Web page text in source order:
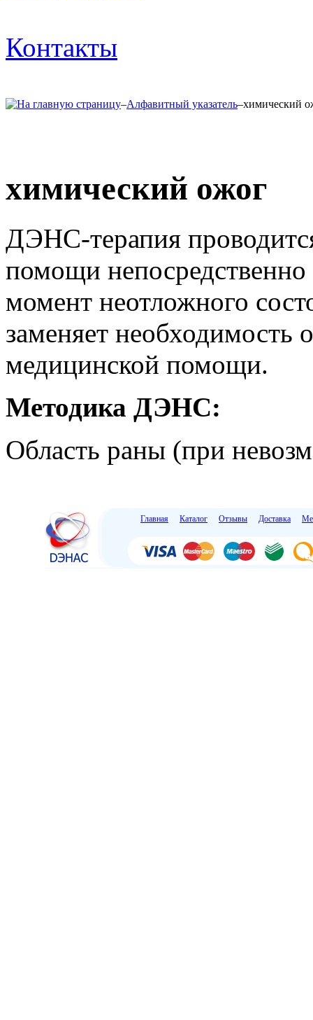
Контакты
–Алфавитный указатель–химический
химический ожог
ДЭНС-терапия
помощи
момент неотложного
заменяет необходимость
медицинской помощи.
Методика ДЭНС:
Область раны (при
Главная Каталог Отзывы Доставка